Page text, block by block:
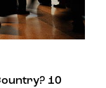
10